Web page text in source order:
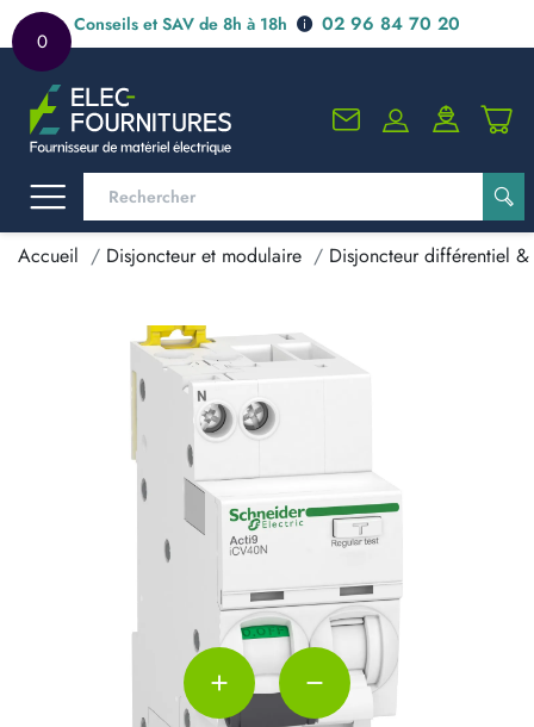
0
Conseils et SAV de 8h à 18h 02 96 84 70 20
Accueil Disjoncteur et modulaire Disjoncteur différentiel
add remove